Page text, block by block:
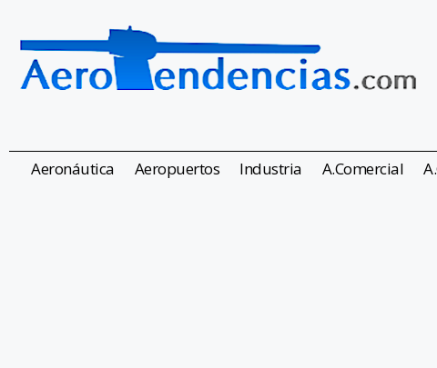
Aeronáutica Aeropuertos Industria A.Comercial